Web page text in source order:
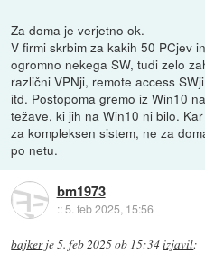
Za doma je verjetno ok.
V firmi skrbim za kakih 50 PCjev
ogromno nekega SW, tudi zelo
različni VPNji, remote access
itd. Postopoma gremo iz Win10
težave, ki jih na Win10 ni bilo.
za kompleksen sistem, ne za
po netu.
bm1973
::5. feb 2025, 15:56
bajkerje5. feb 2025 ob 15:34izjavil: